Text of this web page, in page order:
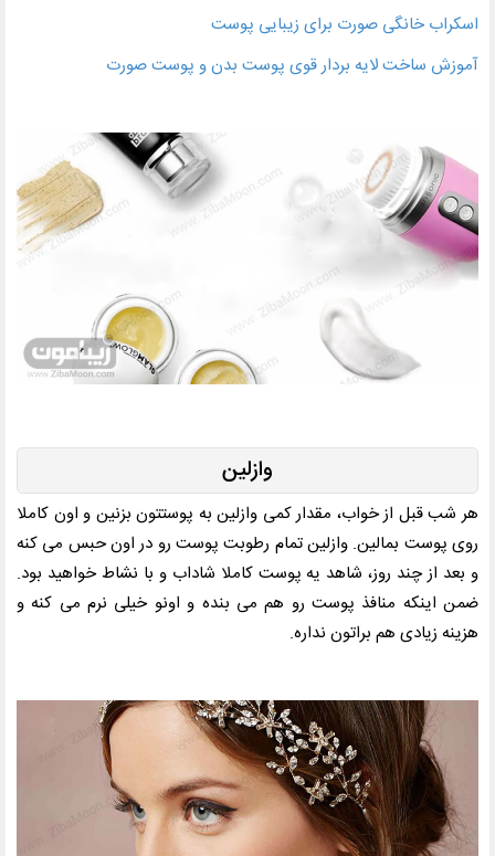
اسکراب خانگی صورت برای زیبایی پوست
آموزش ساخت لایه بردار قوی پوست بدن و پوست صورت
وازلین
هر شب قبل از خواب، مقدار کمی وازلین به پوستتون بزنین و اون کاملا
روی پوست بمالین. وازلین تمام رطوبت پوست رو در اون حبس می کنه
و بعد از چند روز، شاهد یه پوست کاملا شاداب و با نشاط خواهید بود.
ضمن اینکه منافذ پوست رو هم می بنده و اونو خیلی نرم می کنه و
هزینه زیادی هم براتون نداره.